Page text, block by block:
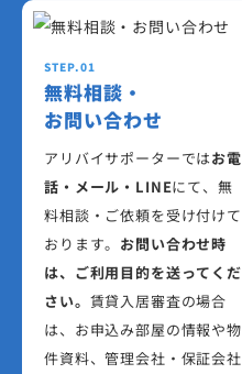
STEP.01
無料相談・
お問い合わせ
アリバイサポーターではお電
話・メール・LINEにて、無
料相談・ご依頼を受け付けて
おります。 お問い合わせ時
は、ご利用目的を送ってくだ
さい。 賃貸入居審査の場合
は、お申込み部屋の情報や物
件資料、管理会社・保証会社